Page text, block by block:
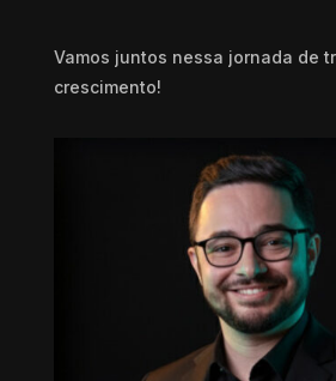
Vamos juntos nessa jornada de
crescimento!